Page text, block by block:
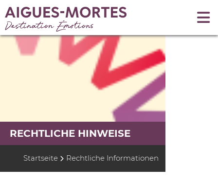
RECHTLICHE HINWEISE
Startseite Rechtliche Informationen